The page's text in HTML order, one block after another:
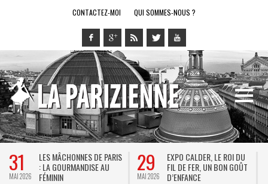
CONTACTEZ-MOI QUI SOMMES-NOUS ?
31
MAI 2026
LES MÂCHONNES DE PARIS
: LA GOURMANDISE AU
FÉMININ
29
MAI 2026
EXPO CALDER, LE ROI DU
FIL DE FER, UN BON GOÛT
D’ENFANCE